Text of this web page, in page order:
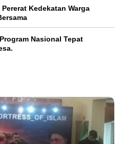
Kedekatan Warga
Nasional Tepat